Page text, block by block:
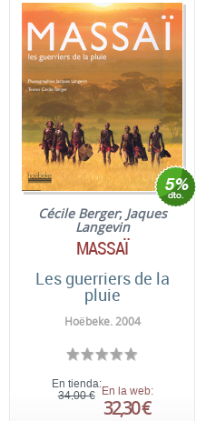
Cécile Berger; Jaques
Langevin
MASSAÏ
Les guerriers de la
pluie
Hoëbeke. 2004
En tienda:
34,00 € En la web:
32,30 €